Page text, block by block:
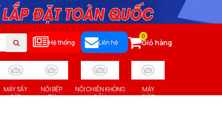
Hệ thống Liên hệ
0
Giỏ hàng
MÁY SẤY
BÁT
NỒI BẾP
TỪ
NỒI CHIÊN KHÔNG
DẦU
MÁY
GIẶT